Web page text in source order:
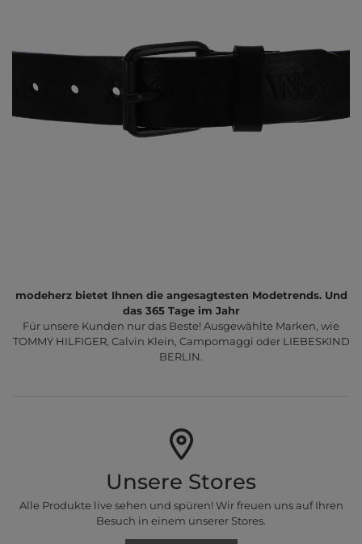
modeherz bietet Ihnen die angesagtesten Modetrends. Und
das 365 Tage im Jahr
Für unsere Kunden nur das Beste! Ausgewählte Marken, wie
TOMMY HILFIGER, Calvin Klein, Campomaggi oder LIEBESKIND
BERLIN.
Unsere Stores
Alle Produkte live sehen und spüren! Wir freuen uns auf Ihren
Besuch in einem unserer Stores.